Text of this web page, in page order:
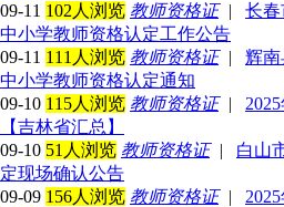
09-11 102人浏览 教师资格证|
长春
中小学教师资格认定工作公告
09-11 111人浏览 教师资格证|
辉南
中小学教师资格认定通知
09-10 115人浏览 教师资格证|
【吉林省汇总】
09-10 51人浏览 教师资格证|
白山
定现场确认公告
09-09 156人浏览 教师资格证|